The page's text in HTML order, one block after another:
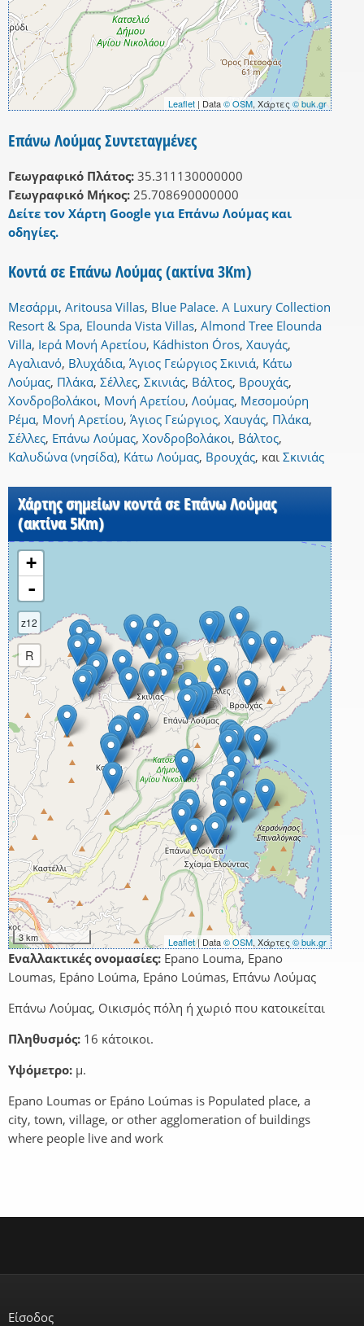
Leaflet | Data© OSM, Χάρτες © buk.gr
Επάνω Λούμας Συντεταγμένες
Γεωγραφικό Πλάτος: 35.311130000000
Γεωγραφικό Μήκος: 25.708690000000
Δείτε τον Χάρτη Google για Επάνω Λούμας και
οδηγίες.
Κοντά σε Επάνω Λούμας (ακτίνα 3Km)
Μεσάρμι, Aritousa Villas, Blue Palace. A Luxury Collection
Resort & Spa, Elounda Vista Villas, Almond Tree Elounda
Villa, Ιερά Μονή Αρετίου, Kádhiston Óros, Χαυγάς,
Αγαλιανό, Βλυχάδια, Άγιος Γεώργιος Σκινιά, Κάτω
Λούμας, Πλάκα, Σέλλες, Σκινιάς, Βάλτος, Βρουχάς,
Χονδροβολάκοι, Μονή Αρετίου, Λούμας, Μεσομούρη
Ρέμα, Μονή Αρετίου, Άγιος Γεώργιος, Χαυγάς, Πλάκα,
Σέλλες, Επάνω Λούμας, Χονδροβολάκοι, Βάλτος,
Καλυδώνα (νησίδα), Κάτω Λούμας, Βρουχάς, και Σκινιάς
Χάρτης σημείων κοντά σε Επάνω Λούμας
(ακτίνα 5Km)
+
-
z12
R
3 km Leaflet| Data© OSM, Χάρτες © buk.gr
Εναλλακτικές ονομασίες: Epano Louma, Epano
Loumas, Epáno Loúma, Epáno Loúmas, Επάνω Λούμας
Επάνω Λούμας, Οικισμός πόλη ή χωριό που κατοικείται
Πληθυσμός: 16 κάτοικοι.
Υψόμετρο: μ.
Epano Loumas or Epáno Loúmas is Populated place, a
city, town, village, or other agglomeration of buildings
where people live and work
Είσοδος